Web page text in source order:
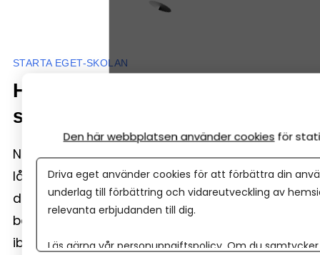
STARTA EGET-SKOLAN
Hur väljer jag rätt bank när jag
startar eget företag?
När du startar företag behöver du en bank. Det
låter självklart. Men bankvalet påverkar mer än
du tror: hur smidigt du kan ta betalt, hur lätt
bokföringen blir, hur snabbt du får hjälp – och
ibland hur snabbt du ens kommer igång.
Den här webbplatsen använder cookies för
Driva eget använder cookies för att förbättra din
underlag till förbättring och vidareutveckling av
relevanta erbjudanden till dig.
Läs gärna vår personuppgiftspolicy. Om du